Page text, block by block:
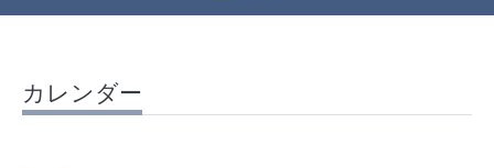
カレンダー